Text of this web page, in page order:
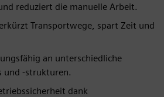
reduziert die manuelle Arbeit.
Transportwege, spart Zeit und
an unterschiedliche
und -strukturen.
dank